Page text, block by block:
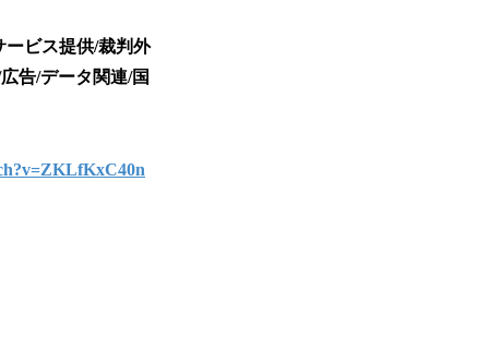
ビス提供/裁判外
告/データ関連/国